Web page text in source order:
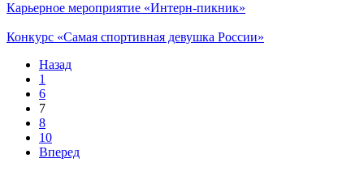
Карьерное мероприятие «Интерн-пикник»
Конкурс «Самая спортивная девушка России»
Назад
1
6
7
8
10
Вперед